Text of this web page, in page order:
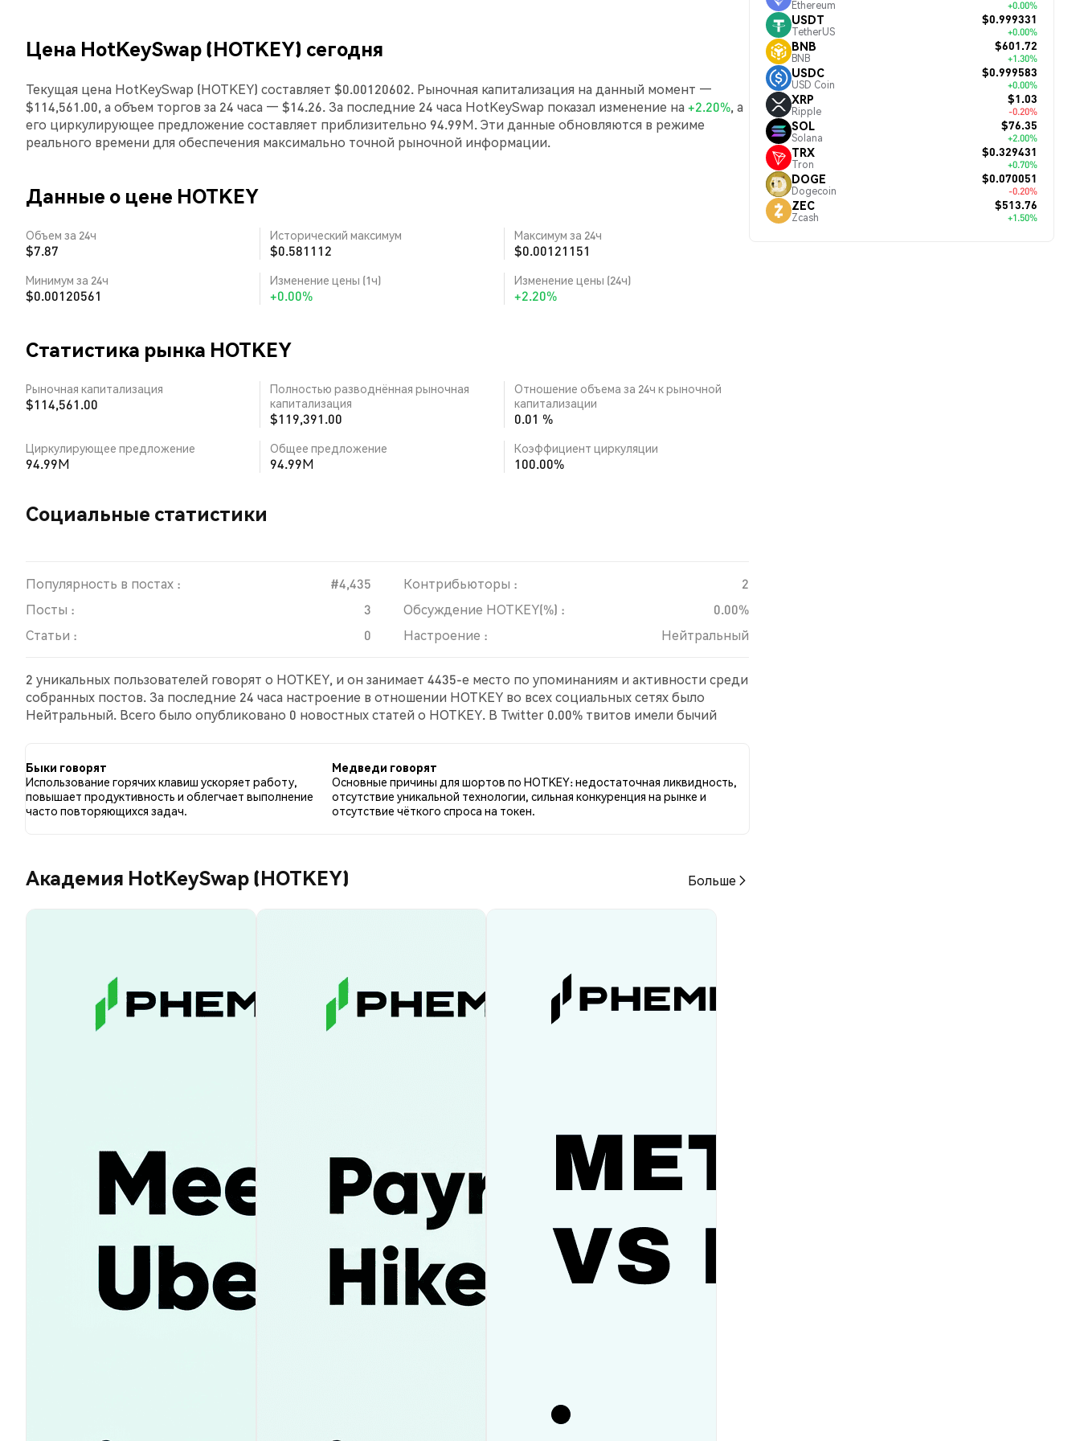
Цена HotKeySwap (HOTKEY) сегодня
Текущая цена HotKeySwap (HOTKEY) составляет $0.00120602. Рыночная капитализация на данный момент —
$114,561.00, а объем торгов за 24 часа — $14.26. За последние 24 часа HotKeySwap показал изменение на +2.20%, а
его циркулирующее предложение составляет приблизительно 94.99M. Эти данные обновляются в режиме
реального времени для обеспечения максимально точной рыночной информации.
Данные о цене HOTKEY
Объем за 24ч
$7.87
Исторический максимум
$0.581112
Максимум за 24ч
$0.00121151
Минимум за 24ч
$0.00120561
Изменение цены (1ч)
+0.00%
Изменение цены (24ч)
+2.20%
Статистика рынка HOTKEY
Рыночная капитализация
$114,561.00
Полностью разводнённая рыночная
капитализация
$119,391.00
Отношение объема за 24ч к рыночной
капитализации
0.01 %
Циркулирующее предложение
94.99M
Общее предложение
94.99M
Коэффициент циркуляции
100.00%
Социальные статистики
Популярность в постах : #4,435 Контрибьюторы :
2
Посты :
3 Обсуждение HOTKEY(%) :
0.00%
Статьи :
0 Настроение : Нейтральный
2 уникальных пользователей говорят о HOTKEY, и он занимает 4435-е место по упоминаниям и активности среди
собранных постов. За последние 24 часа настроение в отношении HOTKEY во всех социальных сетях было
Нейтральный. Всего было опубликовано 0 новостных статей о HOTKEY. В Twitter 0.00% твитов имели бычий
Быки говорят
Использование горячих клавиш ускоряет работу,
повышает продуктивность и облегчает выполнение
часто повторяющихся задач.
Медведи говорят
Основные причины для шортов по HOTKEY: недостаточная ликвидность,
отсутствие уникальной технологии, сильная конкуренция на рынке и
отсутствие чёткого спроса на токен.
Академия HotKeySwap (HOTKEY) Больше
Ethereum +0.00%
USDT
TetherUS
$0.999331
+0.00%
BNB
BNB
$601.72
+1.30%
USDC
USD Coin
$0.999583
+0.00%
XRP
Ripple
$1.03
-0.20%
SOL
Solana
$76.35
+2.00%
TRX
Tron
$0.329431
+0.70%
DOGE
Dogecoin
$0.070051
-0.20%
ZEC
Zcash
$513.76
+1.50%